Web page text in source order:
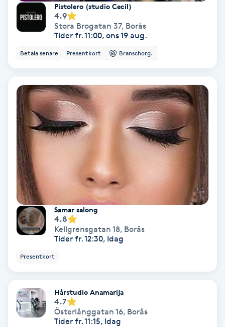
Spraytan
Stylist
Svensk massage
Svettbehandling
Tuina-massage
Taktil massage
Tandblekning
Tatuering
Tatueringsborttagning
Pistolero (studio Cecil)
4.9
Stora Brogatan 37, Borås
Tider fr. 11:00, ons 19 aug.
Betala senare Presentkort Branschorg.
Samar salong
4.8
Kellgrensgatan 18, Borås
Tider fr. 12:30, Idag
Presentkort
Hårstudio Anamarija
4.7
Österlånggatan 16, Borås
Tider fr. 11:15, Idag